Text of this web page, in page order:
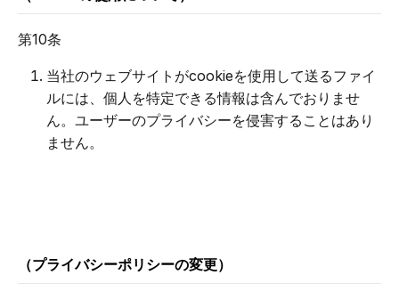
第10条
当社のウェブサイトがcookieを使用して送るファイ
ルには、個人を特定できる情報は含んでおりませ
ん。ユーザーのプライバシーを侵害することはあり
ません。
（プライバシーポリシーの変更）